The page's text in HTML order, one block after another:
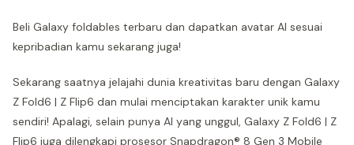
Beli Galaxy foldables terbaru dan dapatkan avatar AI sesuai
kepribadian kamu sekarang juga!
Sekarang saatnya jelajahi dunia kreativitas baru dengan Galaxy
Z Fold6 | Z Flip6 dan mulai menciptakan karakter unik kamu
sendiri! Apalagi, selain punya AI yang unggul, Galaxy Z Fold6 | Z
Flip6 juga dilengkapi prosesor Snapdragon® 8 Gen 3 Mobile